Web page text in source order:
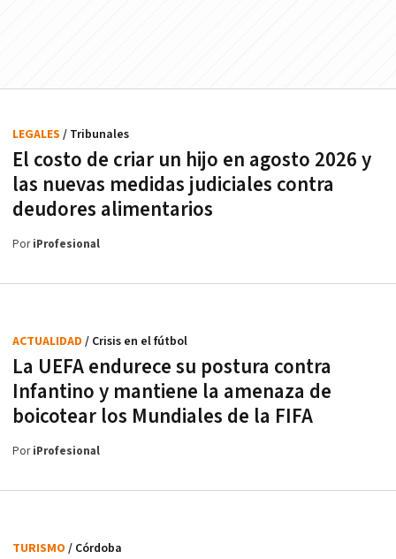
El costo de criar un hijo en agosto 2026 y
las nuevas medidas judiciales contra
deudores alimentarios
LEGALES / Tribunales
PoriProfesional
La UEFA endurece su postura contra
Infantino y mantiene la amenaza de
boicotear los Mundiales de la FIFA
ACTUALIDAD / Crisis en el fútbol
PoriProfesional
TURISMO / Córdoba